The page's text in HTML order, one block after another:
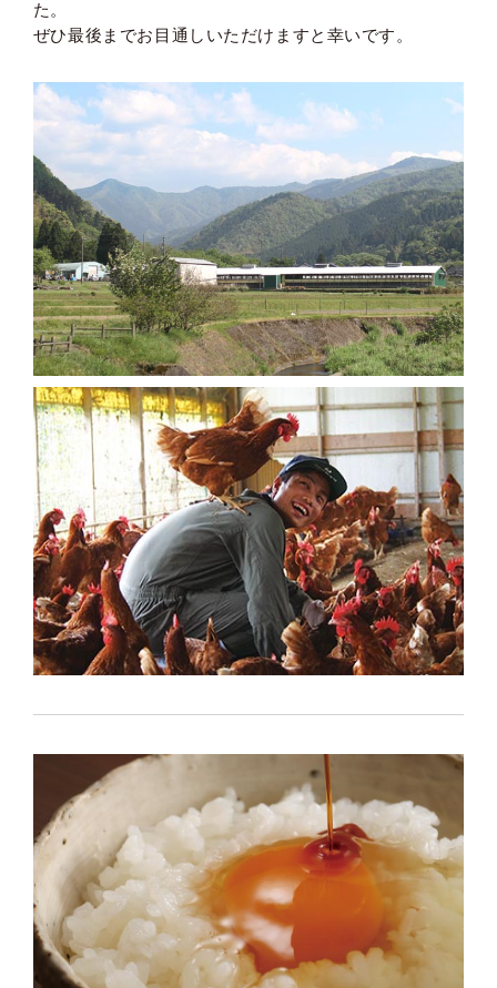
た。
ぜひ最後までお目通しいただけますと幸いです。